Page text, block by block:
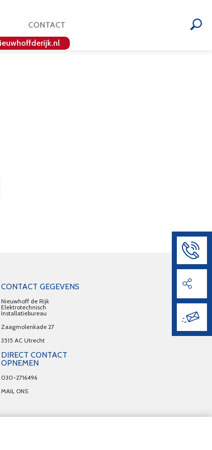
CONTACT
CONTACT GEGEVENS
Nieuwhoff de Rijk
Elektrotechnisch
Installatiebureau
Zaagmolenkade 27
3515 AC Utrecht
DIRECT CONTACT
OPNEMEN
030-2716496
MAIL ONS